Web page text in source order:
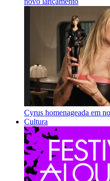
Cyrus homenageada em
Cultura